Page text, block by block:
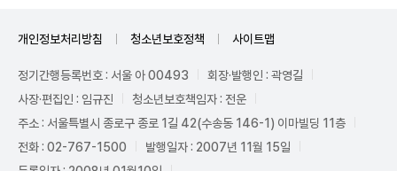
개인정보처리방침 청소년보호정책 사이트맵
정기간행등록번호 : 서울 아 00493
회장·발행인 : 곽영길
사장·편집인 : 임규진
청소년보호책임자 : 전운
주소 : 서울특별시 종로구 종로 1길 42(수송동 146-1) 이마빌딩 11층
전화 : 02-767-1500
발행일자 : 2007년 11월 15일